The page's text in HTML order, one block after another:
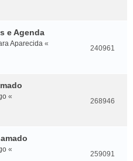
e Agenda
Aparecida «
240961
«
268946
«
259091